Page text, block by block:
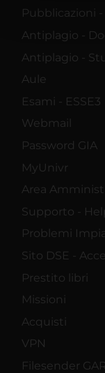
pubblicità e
raccolto dal tuo
Pubblicazioni -
Antiplagio -
Antiplagio -
Aule
Esami - ESSE3
Webmail
Password GIA
MyUnivr
Area
Supporto -
Problemi
Sito DSE -
Prestito libri
Missioni
Acquisti
VPN
Filesender